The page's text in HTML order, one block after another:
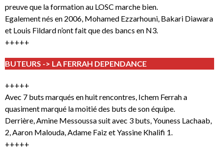
preuve que la formation au LOSC marche bien.
Egalement nés en 2006, Mohamed Ezzarhouni, Bakari Diawara
et Louis Fildard n’ont fait que des bancs en N3.
+++++
BUTEURS -> LA FERRAH DEPENDANCE
+++++
Avec 7 buts marqués en huit rencontres, Ichem Ferrah a
quasiment marqué la moitié des buts de son équipe.
Derrière, Amine Messoussa suit avec 3 buts, Youness Lachaab,
2, Aaron Malouda, Adame Faiz et Yassine Khalifi 1.
+++++